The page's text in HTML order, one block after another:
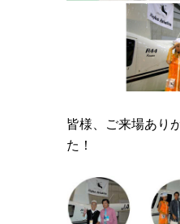
皆様、ご来場あり
た！